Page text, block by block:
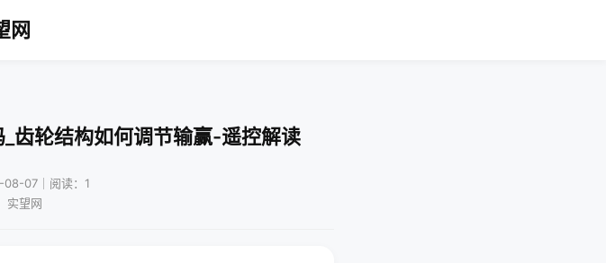
网
齿轮结构如何调节输赢-遥控解读
07｜阅读：1
实望网